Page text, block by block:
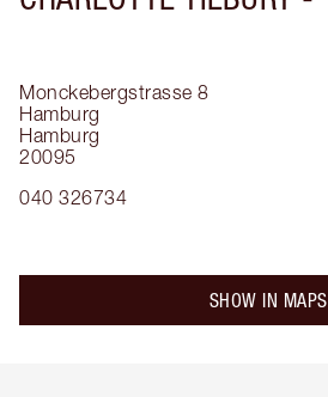
Monckebergstrasse 8
Hamburg
Hamburg
20095
040 326734
SHOW IN MAPS